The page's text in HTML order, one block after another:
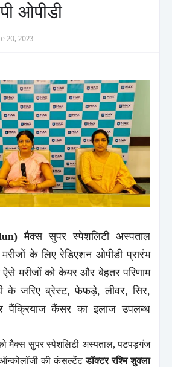
ओपीडी
20, 2023
मैक्स सुपर स्पेशलिटी अस्पताल
के लिए रेडिएशन ओपीडी प्रारंभ
ऐसे मरीजों को केयर और बेहतर परिणाम
के जरिए ब्रेस्ट, फेफड़े, लीवर, सिर,
पैंक्रियाज कैंसर का इलाज उपलब्ध
मैक्स सुपर स्पेशलिटी अस्पताल, पटपड़गंज
ऑन्कोलॉजी की कंसल्टेंटडॉक्टर रश्मि शुक्ला